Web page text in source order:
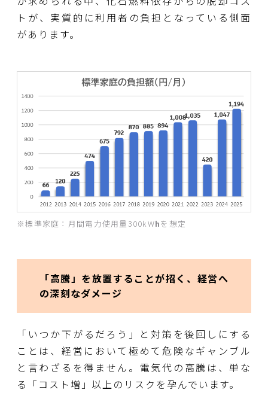
トが、実質的に利用者の負担となっている側面
があります。
※標準家庭：月間電力使用量300kWhを想定
「高騰」を放置することが招く、経営へ
の深刻なダメージ
「いつか下がるだろう」と対策を後回しにする
ことは、経営において極めて危険なギャンブル
と言わざるを得ません。電気代の高騰は、単な
る「コスト増」以上のリスクを孕んでいます。